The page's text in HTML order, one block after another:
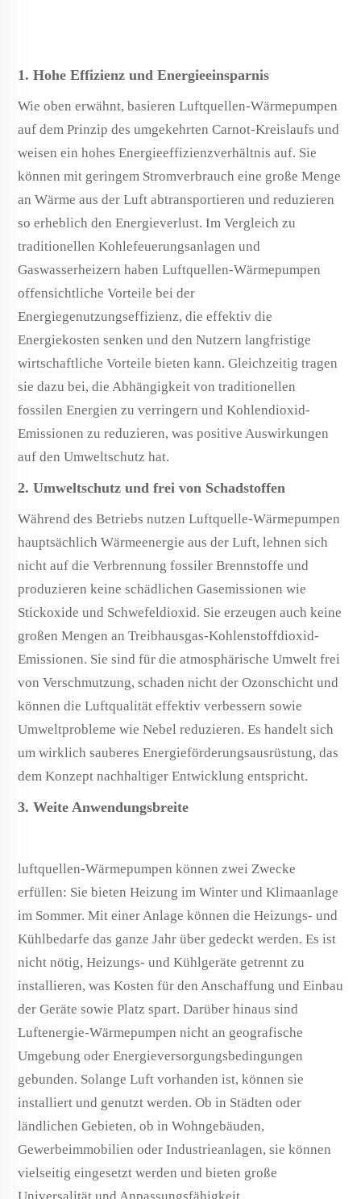
1. Hohe Effizienz und Energieeinsparnis
Wie oben erwähnt, basieren Luftquellen-Wärmepumpen
auf dem Prinzip des umgekehrten Carnot-Kreislaufs und
weisen ein hohes Energieeffizienzverhältnis auf. Sie
können mit geringem Stromverbrauch eine große Menge
an Wärme aus der Luft abtransportieren und reduzieren
so erheblich den Energieverlust. Im Vergleich zu
traditionellen Kohlefeuerungsanlagen und
Gaswasserheizern haben Luftquellen-Wärmepumpen
offensichtliche Vorteile bei der
Energiegenutzungseffizienz, die effektiv die
Energiekosten senken und den Nutzern langfristige
wirtschaftliche Vorteile bieten kann. Gleichzeitig tragen
sie dazu bei, die Abhängigkeit von traditionellen
fossilen Energien zu verringern und Kohlendioxid-
Emissionen zu reduzieren, was positive Auswirkungen
auf den Umweltschutz hat.
2. Umweltschutz und frei von Schadstoffen
Während des Betriebs nutzen Luftquelle-Wärmepumpen
hauptsächlich Wärmeenergie aus der Luft, lehnen sich
nicht auf die Verbrennung fossiler Brennstoffe und
produzieren keine schädlichen Gasemissionen wie
Stickoxide und Schwefeldioxid. Sie erzeugen auch keine
großen Mengen an Treibhausgas-Kohlenstoffdioxid-
Emissionen. Sie sind für die atmosphärische Umwelt frei
von Verschmutzung, schaden nicht der Ozonschicht und
können die Luftqualität effektiv verbessern sowie
Umweltprobleme wie Nebel reduzieren. Es handelt sich
um wirklich sauberes Energieförderungsausrüstung, das
dem Konzept nachhaltiger Entwicklung entspricht.
3. Weite Anwendungsbreite
luftquellen-Wärmepumpen können zwei Zwecke
erfüllen: Sie bieten Heizung im Winter und Klimaanlage
im Sommer. Mit einer Anlage können die Heizungs- und
Kühlbedarfe das ganze Jahr über gedeckt werden. Es ist
nicht nötig, Heizungs- und Kühlgeräte getrennt zu
installieren, was Kosten für den Anschaffung und Einbau
der Geräte sowie Platz spart. Darüber hinaus sind
Luftenergie-Wärmepumpen nicht an geografische
Umgebung oder Energieversorgungsbedingungen
gebunden. Solange Luft vorhanden ist, können sie
installiert und genutzt werden. Ob in Städten oder
ländlichen Gebieten, ob in Wohngebäuden,
Gewerbeimmobilien oder Industrieanlagen, sie können
vielseitig eingesetzt werden und bieten große